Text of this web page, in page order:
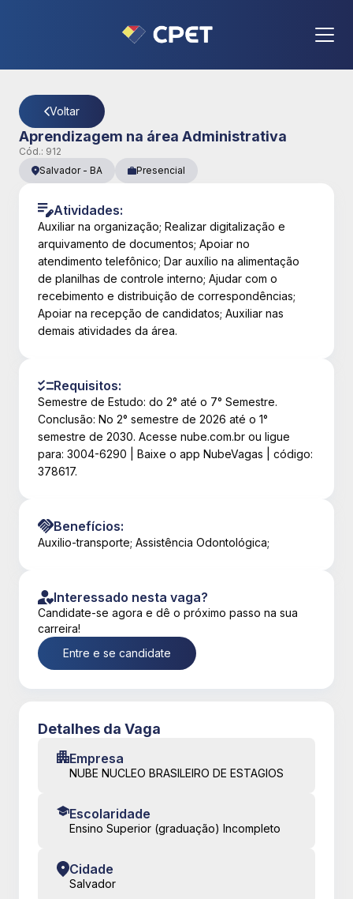
Voltar
Aprendizagem na área Administrativa
Cód.: 912
Salvador- BA Presencial
Atividades:
Auxiliar na organização; Realizar digitalização e
arquivamento de documentos; Apoiar no
atendimento telefônico; Dar auxílio na alimentação
de planilhas de controle interno; Ajudar com o
recebimento e distribuição de correspondências;
Apoiar na recepção de candidatos; Auxiliar nas
demais atividades da área.
Requisitos:
Semestre de Estudo: do 2° até o 7° Semestre.
Conclusão: No 2° semestre de 2026 até o 1°
semestre de 2030. Acesse nube.com.br ou ligue
para: 3004-6290 | Baixe o app NubeVagas | código:
378617.
Benefícios:
Auxilio-transporte; Assistência Odontológica;
Interessado nesta vaga?
Candidate-se agora e dê o próximo passo na sua
carreira!
Entre e se candidate
Detalhes da Vaga
Empresa
NUBE NUCLEO BRASILEIRO DE ESTAGIOS
Escolaridade
Ensino Superior (graduação) Incompleto
Cidade
Salvador